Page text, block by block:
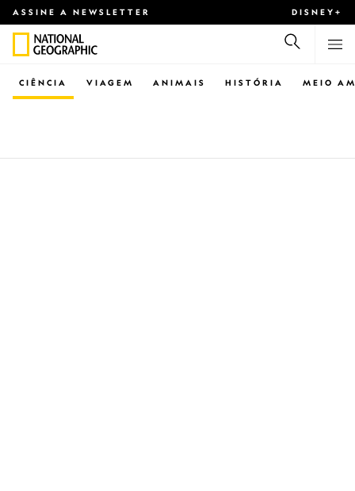
ASSINE A NEWSLETTER DISNEY+
CIÊNCIA VIAGEM ANIMAIS HISTÓRIA MEIO